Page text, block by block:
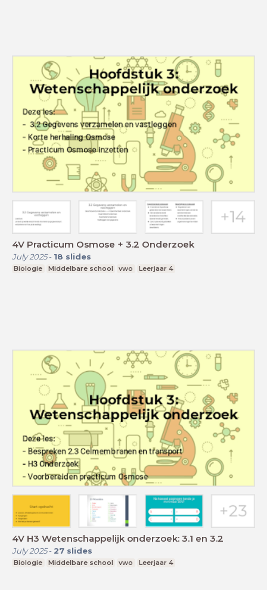
4V Practicum Osmose + 3.2 Onderzoek
July 2025- 18 slides
Biologie Middelbare school vwo Leerjaar 4
4V H3 Wetenschappelijk onderzoek: 3.1 en 3.2
July 2025- 27 slides
Biologie Middelbare school vwo Leerjaar 4